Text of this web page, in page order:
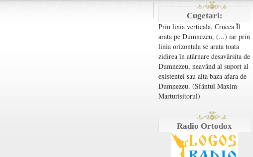
Cugetari:
Prin linia verticala, Crucea Îl
arata pe Dumnezeu, (...) iar prin
linia orizontala se arata toata
zidirea în atârnare desavârsita de
Dumnezeu, neavând al suport al
existentei sau alta baza afara de
Dumnezeu. (Sfântul Maxim
Marturisitorul)
Radio Ortodox